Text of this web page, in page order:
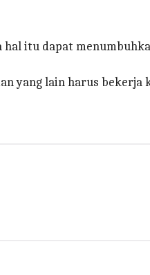
itu dapat
yang lain harus bekerja